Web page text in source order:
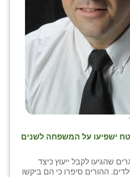
ישפיעו על המשפחה לשנים
שהגיעו לקבל ייעוץ כיצד
ההורים סיפרו כי הם ביקשו